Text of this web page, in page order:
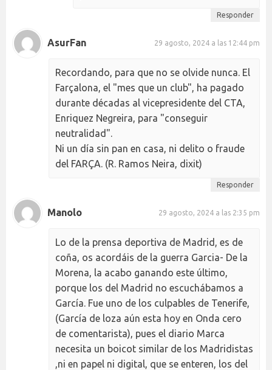
Responder
AsurFan 29 agosto, 2024 a las 12:44 pm
Recordando, para que no se olvide nunca. El
Farçalona, el "mes que un club", ha pagado
durante décadas al vicepresidente del CTA,
Enriquez Negreira, para "conseguir
neutralidad".
Ni un día sin pan en casa, ni delito o fraude
del FARÇA. (R. Ramos Neira, dixit)
Responder
Manolo 29 agosto, 2024 a las 2:35 pm
Lo de la prensa deportiva de Madrid, es de
coña, os acordáis de la guerra Garcia- De la
Morena, la acabo ganando este último,
porque los del Madrid no escuchábamos a
García. Fue uno de los culpables de Tenerife,
(García de loza aún esta hoy en Onda cero
de comentarista), pues el diario Marca
necesita un boicot similar de los Madridistas
,ni en papel ni digital, que se enteren, los del